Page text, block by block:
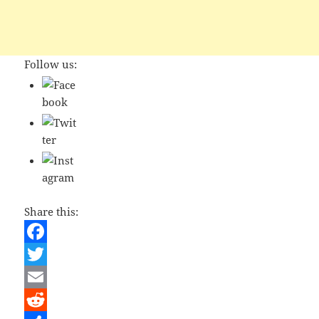
Follow us:
Share this:
F
a
c
T
w
E